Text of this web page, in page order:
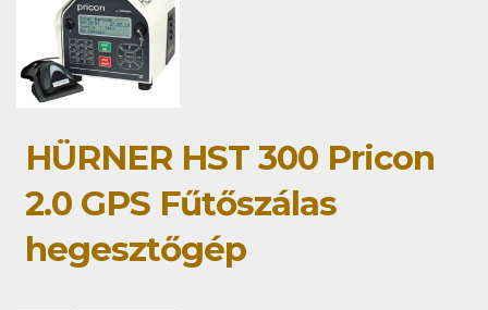
HÜRNER HST 300 Pricon
2.0 GPS Fűtőszálas
hegesztőgép